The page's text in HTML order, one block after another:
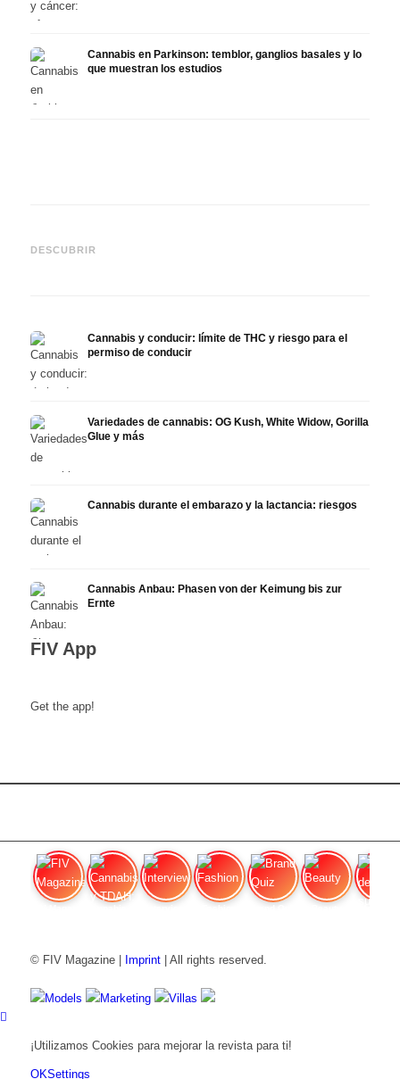
Cannabis en Parkinson: temblor, ganglios basales y lo
que muestran los estudios
DESCUBRIR
automedición y lo que
Cannabis y conducir: límite de THC y riesgo para el
permiso de conducir
Variedades de cannabis: OG Kush, White Widow, Gorilla
Glue y más
Cannabis durante el embarazo y la lactancia: riesgos
Cannabis Anbau: Phasen von der Keimung bis zur
Ernte
FIV App
Get the app!
© FIV Magazine | Imprint| All rights reserved.
Models Marketing Villas
¡Utilizamos Cookies para mejorar la revista para ti!
OKSettings